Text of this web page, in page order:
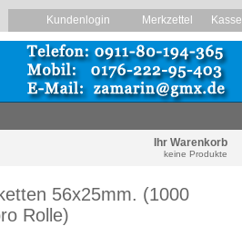
Kundenlogin Merkzettel Kasse
Ihr Warenkorb
keine Produkte
56x25mm. (1000
Rolle)